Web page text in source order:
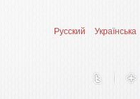
Русский Українська